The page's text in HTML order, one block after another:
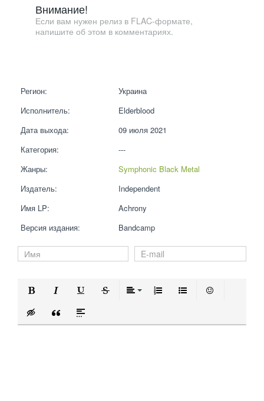
Внимание!
Если вам нужен релиз в FLAC-формате,
напишите об этом в комментариях.
Регион:
Украина
Исполнитель:
Elderblood
Дата выхода:
09 июля 2021
Категория:
---
Жанры:
Symphonic Black Metal
Издатель:
Independent
Имя LP:
Achrony
Версия издания:
Bandcamp
Вставка скрытого текста
Вставка цитаты
Вставка спойлера